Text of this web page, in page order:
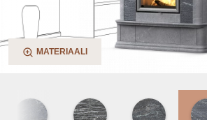
MATERIAALI